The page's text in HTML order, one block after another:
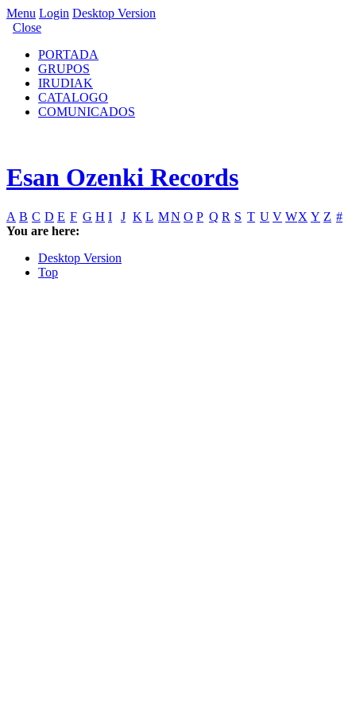
Menu Login Desktop Version
Close
PORTADA
GRUPOS
IRUDIAK
CATALOGO
COMUNICADOS
Esan Ozenki Records
A B C D E F G H I J K L MN O P Q R S T U V WX Y Z #
You are here:
Desktop Version
Top